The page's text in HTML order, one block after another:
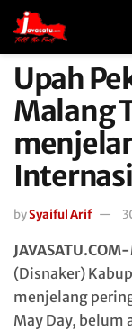
Upah
Malang
bySyaiful Arif
(Disnaker)
menjelang
May Day, belum